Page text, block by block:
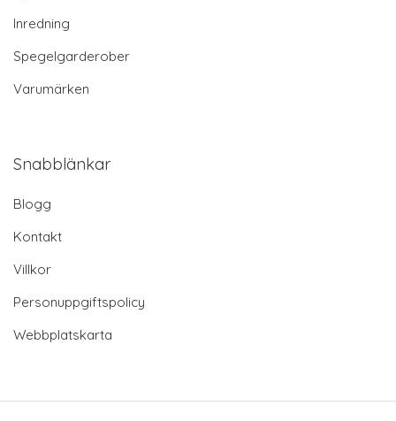
Inredning
Spegelgarderober
Varumärken
Snabblänkar
Blogg
Kontakt
Villkor
Personuppgiftspolicy
Webbplatskarta